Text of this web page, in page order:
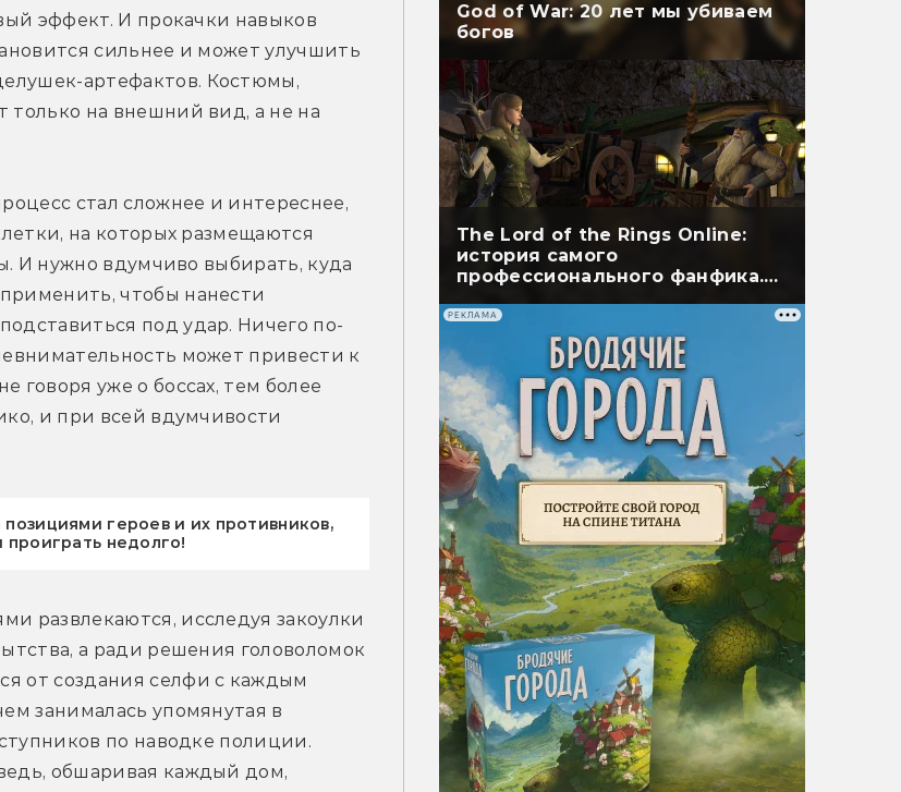
эффект. И прокачки навыков
сильнее и может улучшить
артефактов. Костюмы,
только на внешний вид, а не на
стал сложнее и интереснее,
на которых размещаются
И нужно вдумчиво выбирать, куда
чтобы нанести
под удар. Ничего по-
может привести к
говоря уже о боссах, тем более
и при всей вдумчивости
героев и их противников,
проиграть недолго!
развлекаются, исследуя закоулки
а ради решения головоломок
от создания селфи с каждым
занималась упомянутая в
по наводке полиции.
обшаривая каждый дом,
God of War: 20 лет мы убиваем
богов
The Lord of the Rings Online:
история самого
профессионального фанфика.
РЕКЛАМА